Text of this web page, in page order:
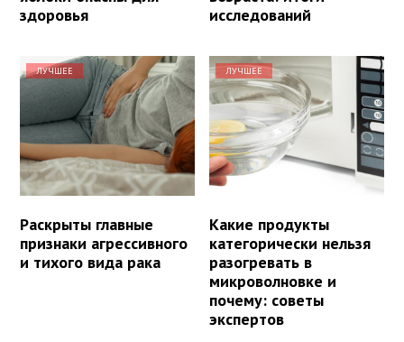
здоровья
исследований
ЛУЧШЕЕ
Раскрыты главные
признаки агрессивного
и тихого вида рака
ЛУЧШЕЕ
Какие продукты
категорически нельзя
разогревать в
микроволновке и
почему: советы
экспертов